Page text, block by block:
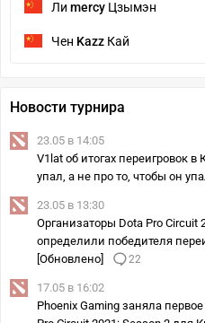
Ли mercy Цзымэн
Чен Kazz Кай
Новости турнира
23.05 в 14:05
V1lat об итогах переигровок в
упал, а не про то, чтобы он
23.05 в 13:30
Организаторы Dota Pro Circuit
определили победителя
[Обновлено]
22
17.05 в 16:02
Phoenix Gaming заняла